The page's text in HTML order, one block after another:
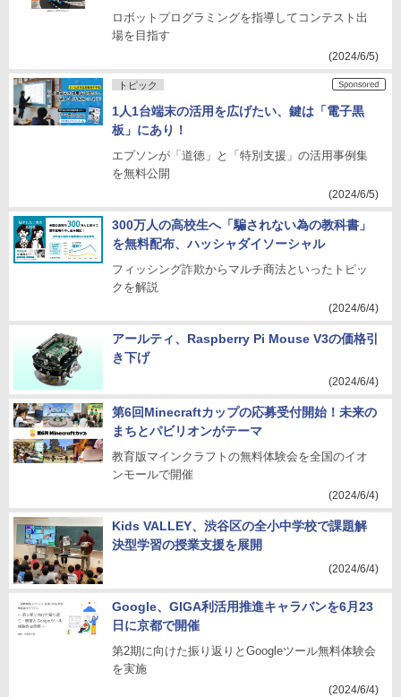
ロボットプログラミングを指導してコンテスト出
場を目指す
(2024/6/5)
トピック
1人1台端末の活用を広げたい、鍵は「電子黒
板」にあり！
エプソンが「道徳」と「特別支援」の活用事例集
を無料公開
(2024/6/5)
300万人の高校生へ「騙されない為の教科書」
を無料配布、ハッシャダイソーシャル
フィッシング詐欺からマルチ商法といったトピッ
クを解説
(2024/6/4)
アールティ、Raspberry Pi Mouse V3の価格引
き下げ
(2024/6/4)
第6回Minecraftカップの応募受付開始！未来の
まちとパビリオンがテーマ
教育版マインクラフトの無料体験会を全国のイオ
ンモールで開催
(2024/6/4)
Kids VALLEY、渋谷区の全小中学校で課題解
決型学習の授業支援を展開
(2024/6/4)
Google、GIGA利活用推進キャラバンを6月23
日に京都で開催
第2期に向けた振り返りとGoogleツール無料体験会
を実施
(2024/6/4)